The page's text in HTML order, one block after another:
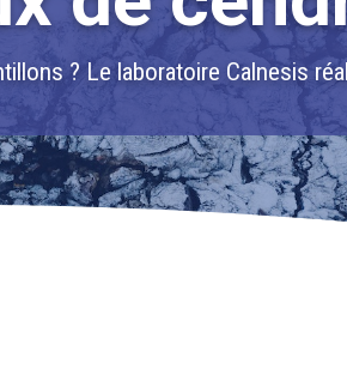
? Le laboratoire Calnesis